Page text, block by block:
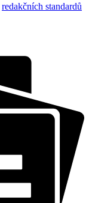
redakčních standardů